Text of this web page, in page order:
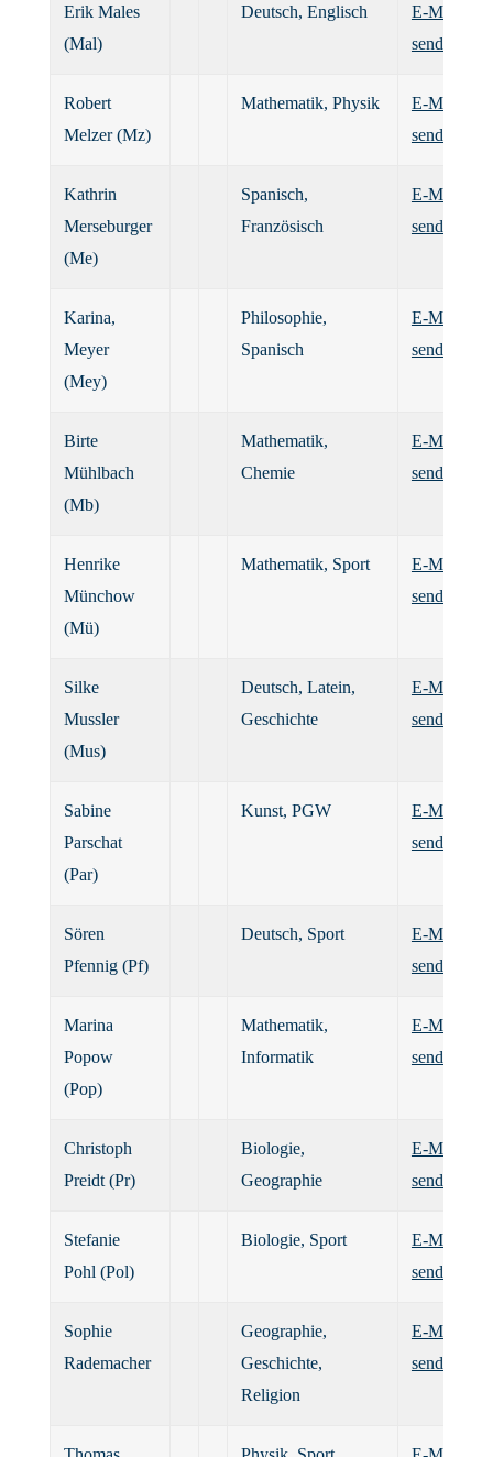
Erik Males
(Mal)
Deutsch, Englisch
E-Mail
senden
Robert
Melzer (Mz)
Mathematik, Physik
E-Mail
senden
Kathrin
Merseburger
(Me)
Spanisch,
Französisch
E-Mail
senden
Karina,
Meyer
(Mey)
Philosophie,
Spanisch
E-Mail
senden
Birte
Mühlbach
(Mb)
Mathematik,
Chemie
E-Mail
senden
Henrike
Münchow
(Mü)
Mathematik, Sport
E-Mail
senden
Silke
Mussler
(Mus)
Deutsch, Latein,
Geschichte
E-Mail
senden
Sabine
Parschat
(Par)
Kunst, PGW
E-Mail
senden
Sören
Pfennig (Pf)
Deutsch, Sport
E-Mail
senden
Marina
Popow
(Pop)
Mathematik,
Informatik
E-Mail
senden
Christoph
Preidt (Pr)
Biologie,
Geographie
E-Mail
senden
Stefanie
Pohl (Pol)
Biologie, Sport
E-Mail
senden
Sophie
Rademacher
Geographie,
Geschichte,
Religion
E-Mail
senden